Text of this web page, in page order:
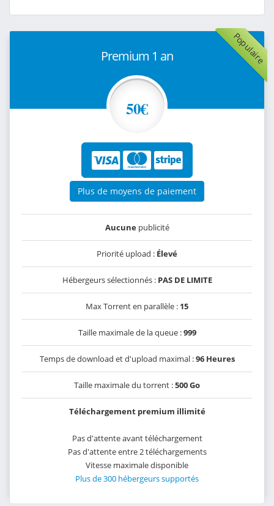
Populaire
Premium 1 an
50€
Plus de moyens de paiement
Aucunepublicité
Priorité upload : Élevé
Hébergeurs sélectionnés : PAS DE LIMITE
Max Torrent en parallèle : 15
Taille maximale de la queue :999
Temps de download et d'upload maximal :96 Heures
Taille maximale du torrent :500 Go
Téléchargement premium illimité
Pas d'attente avant téléchargement
Pas d'attente entre 2 téléchargements
Vitesse maximale disponible
Plus de 300 hébergeurs supportés